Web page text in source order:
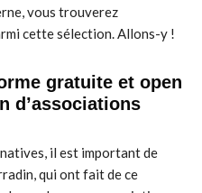
vous trouverez
cette sélection. Allons-y !
gratuite et open
d’associations
il est important de
qui ont fait de ce